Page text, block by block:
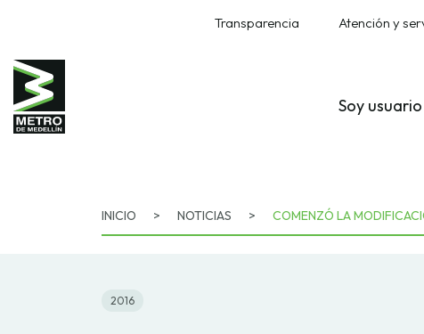
Transparencia Atención y
Soy usuario
INICIO > NOTICIAS > COMENZÓ LA
2016